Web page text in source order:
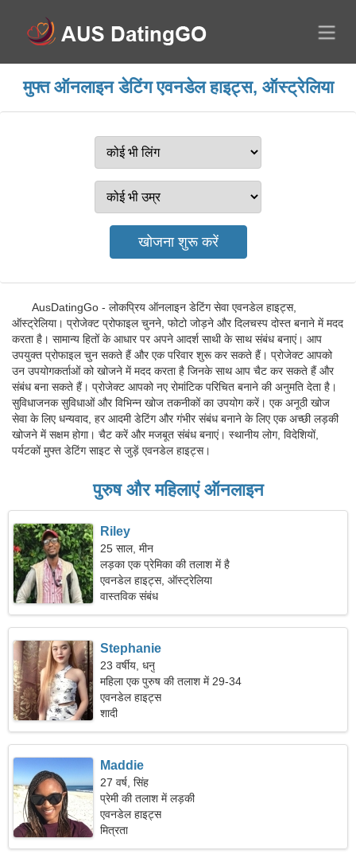
मुफ्त ऑनलाइन डेटिंग एवनडेल हाइट्स, ऑस्ट्रेलिया
AusDatingGo - लोकप्रिय ऑनलाइन डेटिंग सेवा एवनडेल हाइट्स,
ऑस्ट्रेलिया। प्रोजेक्ट प्रोफाइल चुनने, फोटो जोड़ने और दिलचस्प दोस्त बनाने में मदद
करता है। सामान्य हितों के आधार पर अपने आदर्श साथी के साथ संबंध बनाएं। आप
उपयुक्त प्रोफाइल चुन सकते हैं और एक परिवार शुरू कर सकते हैं। प्रोजेक्ट आपको
उन उपयोगकर्ताओं को खोजने में मदद करता है जिनके साथ आप चैट कर सकते हैं और
संबंध बना सकते हैं। प्रोजेक्ट आपको नए रोमांटिक परिचित बनाने की अनुमति देता है।
सुविधाजनक सुविधाओं और विभिन्न खोज तकनीकों का उपयोग करें। एक अनूठी खोज
सेवा के लिए धन्यवाद, हर आदमी डेटिंग और गंभीर संबंध बनाने के लिए एक अच्छी लड़की
खोजने में सक्षम होगा। चैट करें और मजबूत संबंध बनाएं। स्थानीय लोग, विदेशियों,
पर्यटकों मुफ्त डेटिंग साइट से जुड़ें एवनडेल हाइट्स।
पुरुष और महिलाएं ऑनलाइन
Riley
25 साल, मीन
लड़का एक प्रेमिका की तलाश में है
एवनडेल हाइट्स, ऑस्ट्रेलिया
वास्तविक संबंध
Stephanie
23 वर्षीय, धनु
महिला एक पुरुष की तलाश में 29-34
एवनडेल हाइट्स
शादी
Maddie
27 वर्ष, सिंह
प्रेमी की तलाश में लड़की
एवनडेल हाइट्स
मित्रता